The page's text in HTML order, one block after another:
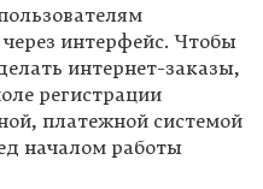
интерфейс. Чтобы
интернет-заказы,
регистрации
платежной системой
началом работы